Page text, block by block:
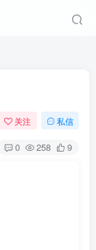
关注 私信
0 258 9